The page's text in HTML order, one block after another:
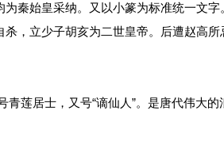
秦始皇采纳。又以小篆为标准统一文
，立少子胡亥为二世皇帝。后遭赵高所
居士，又号“谪仙人”。是唐代伟大的